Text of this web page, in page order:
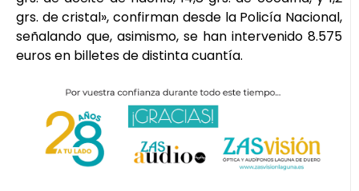
grs. de cristal», confirman desde la Policía Nacional,
señalando que, asimismo, se han intervenido 8.575
euros en billetes de distinta cuantía.